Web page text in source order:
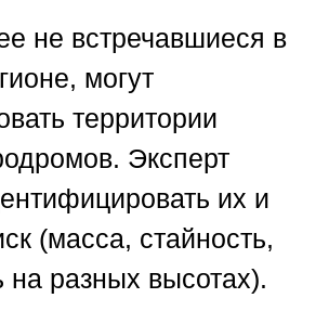
не встречавшиеся в
могут
территории
Эксперт
их и
(масса, стайность,
на разных высотах).